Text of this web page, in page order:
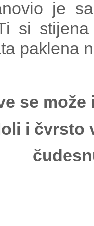
je
si
paklena
se
i čvrsto